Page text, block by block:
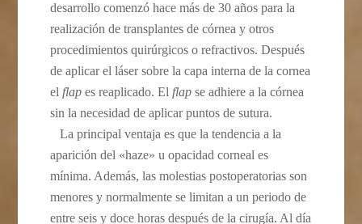
desarrollo comenzó hace más de 30 años para la
realización de transplantes de córnea y otros
procedimientos quirúrgicos o refractivos. Después
de aplicar el láser sobre la capa interna de la cornea
el flapes reaplicado. El flapse adhiere a la córnea
sin la necesidad de aplicar puntos de sutura.
La principal ventaja es que la tendencia a la
aparición del «haze» u opacidad corneal es
mínima. Además, las molestias postoperatorias son
menores y normalmente se limitan a un periodo de
entre seis y doce horas después de la cirugía. Al día